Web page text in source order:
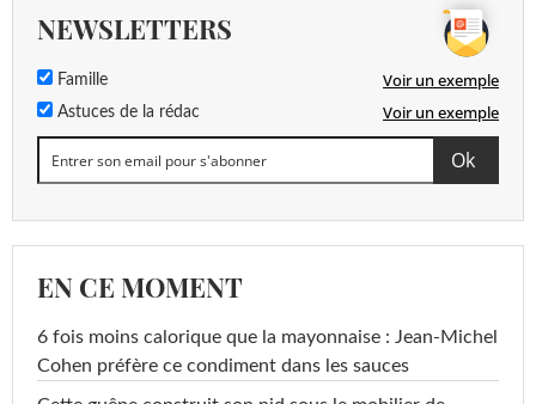
NEWSLETTERS
Famille Voir un exemple
Astuces de la rédac Voir un exemple
EN CE MOMENT
6 fois moins calorique que la mayonnaise : Jean-Michel
Cohen préfère ce condiment dans les sauces